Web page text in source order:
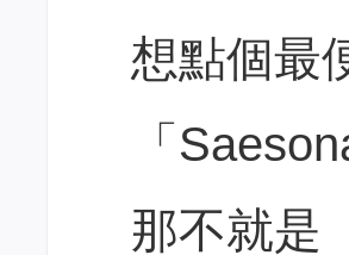
想點個最
「
那不就是